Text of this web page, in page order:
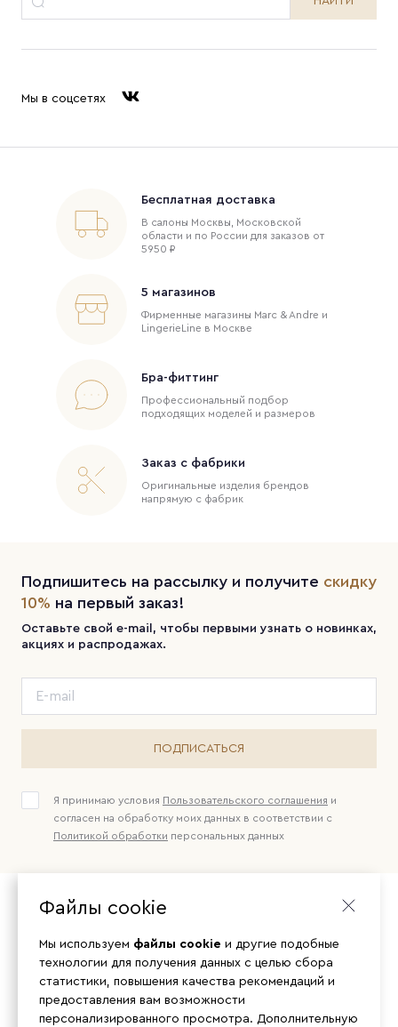
Мы в соцсетях
Бесплатная доставка
В салоны Москвы, Московской
области и по России для заказов от
5950 ₽
5 магазинов
Фирменные магазины Marc & Andre и
LingerieLine в Москве
Бра-фиттинг
Профессиональный подбор
подходящих моделей и размеров
Заказ с фабрики
Оригинальные изделия брендов
напрямую с фабрик
Подпишитесь на рассылку и получите скидку
10% на первый заказ!
Оставьте свой e-mail, чтобы первыми узнать о новинках,
акциях и распродажах.
ПОДПИСАТЬСЯ
Я принимаю условия Пользовательского соглашения и
согласен на обработку моих данных в соответствии с
Политикой обработки персональных данных
Файлы cookie
Мы используем файлы cookie и другие подобные
технологии для получения данных с целью сбора
статистики, повышения качества рекомендаций и
предоставления вам возможности
персонализированного просмотра. Дополнительную